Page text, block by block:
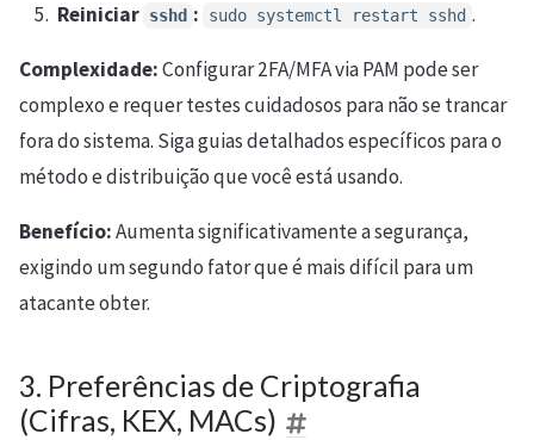
Reiniciar sshd : sudo systemctl restart sshd .
Complexidade:Configurar 2FA/MFA via PAM pode ser
complexo e requer testes cuidadosos para não se trancar
fora do sistema. Siga guias detalhados específicos para o
método e distribuição que você está usando.
Benefício:Aumenta significativamente a segurança,
exigindo um segundo fator que é mais difícil para um
atacante obter.
3. Preferências de Criptografia
(Cifras, KEX, MACs)